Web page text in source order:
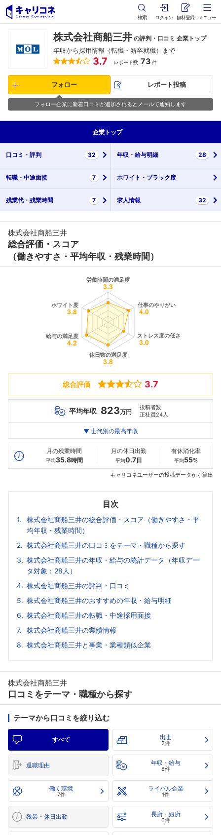
検索 ログイン 無料登録 メニュー
株式会社商船三井 の評判・口コミ 企業トップ
年収から採用情報（転職・新卒就職）まで
3.7 レポート数 73 件
フォロー レポート投稿
フォロー企業に新着口コミが追加されるとメールで通知します
企業 トップ
口コミ・ 評判 32 年収・ 給与明細 28
転職・ 中途面接 7 ホワイト・ ブラック度
残業代・ 残業時間 7 求人情報 32
株式会社商船三井
総合評価・スコア
（働きやすさ・平均年収・残業時間）
総合評価 3.7
平均年収 823万円
投稿者数
正社員24人
最高年収
20代
1164万
30代
1420万
1300万
▼ 世代別の最高年収
月の残業時間
平均35.8時間
月の休日出勤
平均0.7日
有休消化率
平均55%
キャリコネユーザーの投稿データから算出
目次
株式会社商船三井の総合評価・スコア（働きやすさ・平
均年収・残業時間）
株式会社商船三井の口コミをテーマ・職種から探す
株式会社商船三井の年収・給与の統計データ（年収デー
タ対象：28人）
株式会社商船三井の評判・口コミ
株式会社商船三井のおすすめの年収・給与明細
株式会社商船三井の転職・中途採用面接
株式会社商船三井の業績情報
株式会社商船三井と事業・業種類似企業
株式会社商船三井
口コミをテーマ・職種から探す
テーマから口コミを絞り込む
すべて 出世
2件
退職理由 年収・給与
8件
働く環境
7件
ライバル企業
1件
残業・休日出勤 長所・短所
6件